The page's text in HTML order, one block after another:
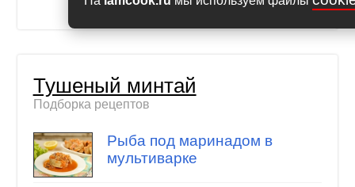
Тушеный минтай
Подборка рецептов
Рыба под маринадом в
мультиварке